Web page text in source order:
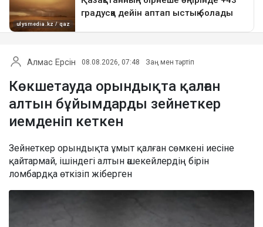
Алмас Ерсін 08.08.2026, 07:48 Заң мен тәртіп
Көкшетауда орындықта қалған
алтын бұйымдарды зейнеткер
иемденіп кеткен
Зейнеткер орындықта ұмыт қалған сөмкені иесіне
қайтармай, ішіндегі алтын әшекейлердің бірін
ломбардқа өткізіп жіберген